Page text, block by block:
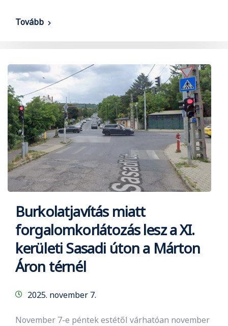
Tovább
Burkolatjavítás miatt
forgalomkorlátozás lesz a XI.
kerületi Sasadi úton a Márton
Áron térnél
2025. november 7.
November 7-e péntek estétől várhatóan november